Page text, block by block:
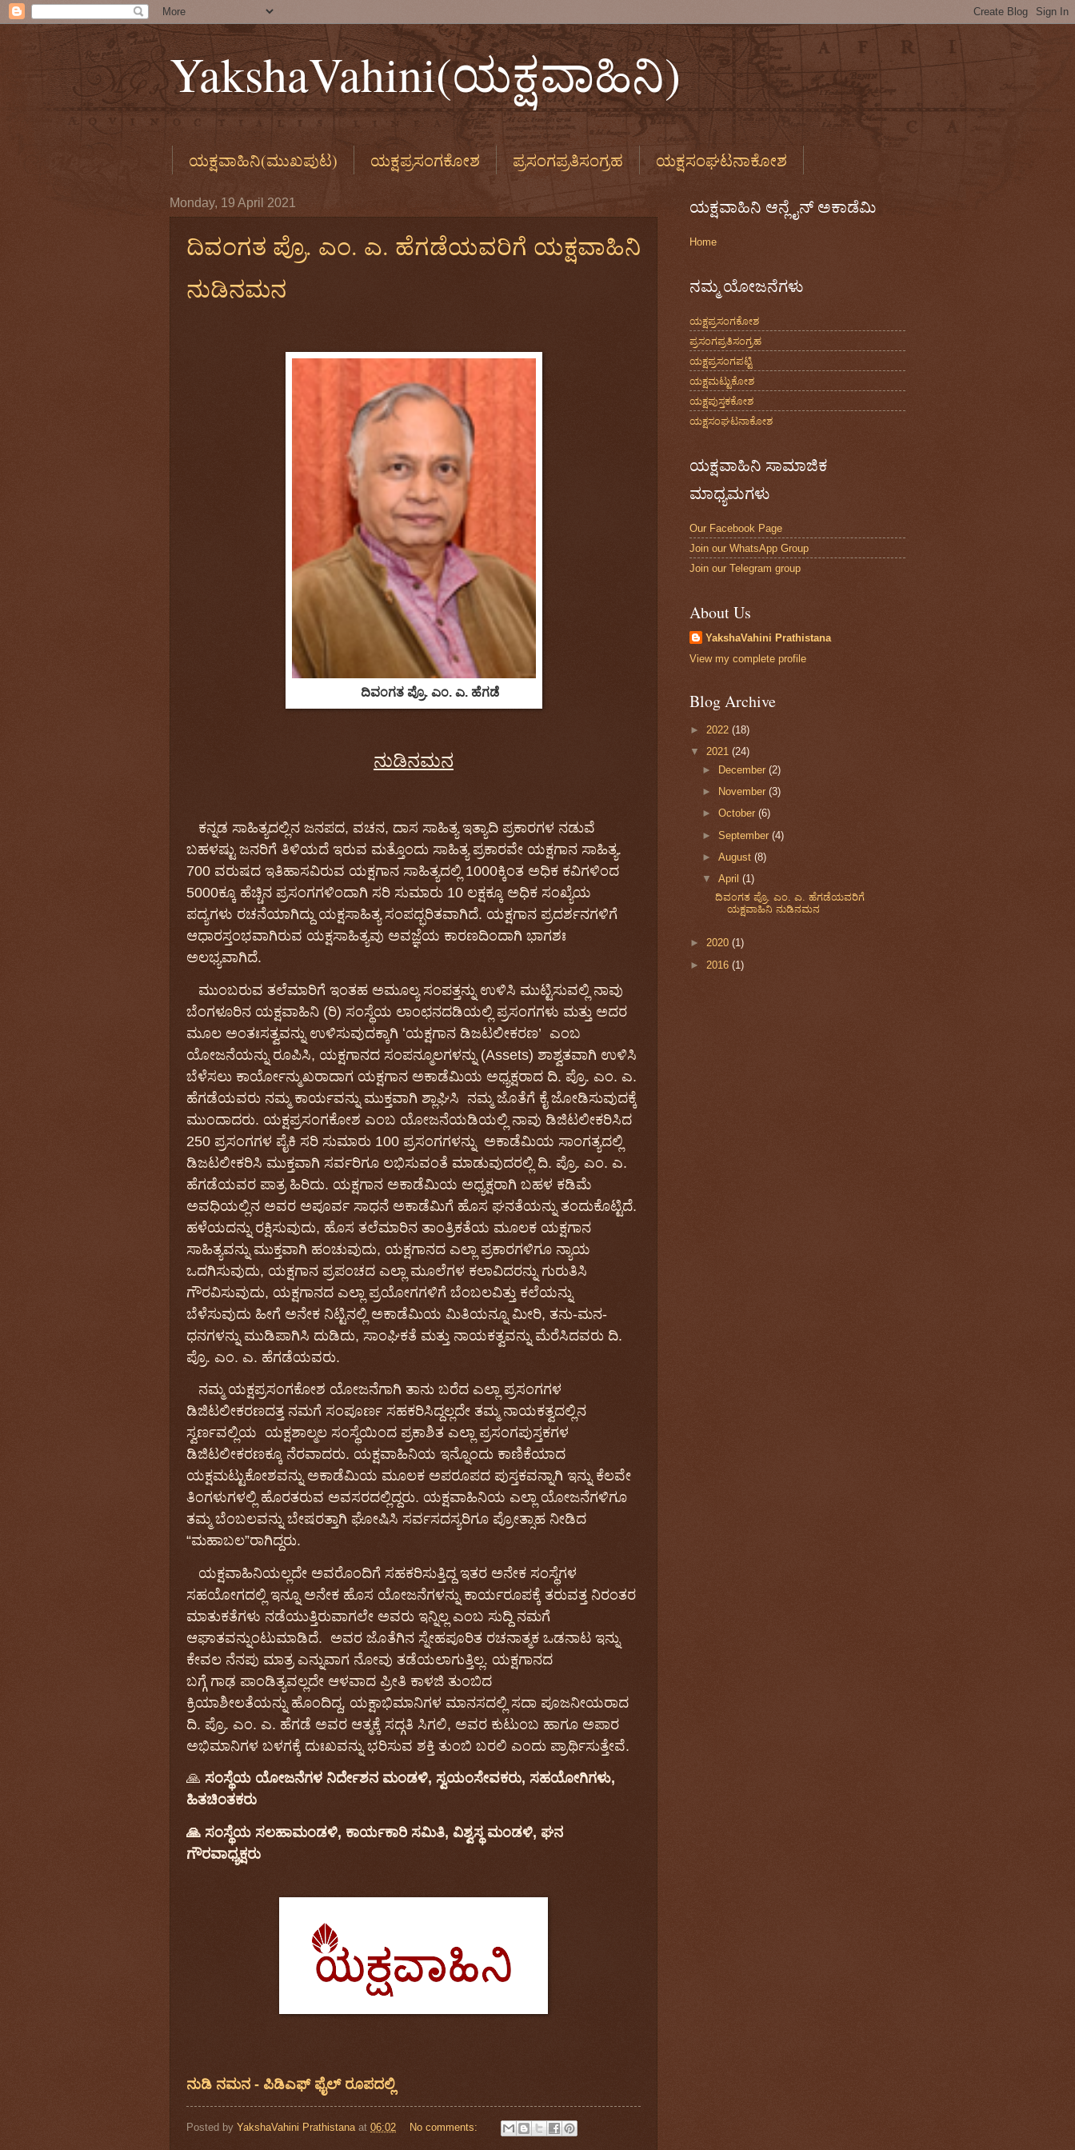
YakshaVahini(ಯಕ್ಷವಾಹಿನಿ)
ಯಕ್ಷವಾಹಿನಿ(ಮುಖಪುಟ) ಯಕ್ಷಪ್ರಸಂಗಕೋಶ ಪ್ರಸಂಗಪ್ರತಿಸಂಗ್ರಹ
ಯಕ್ಷಸಂಘಟನಾಕೋಶ
ಯಕ್ಷಪ್ರಸಂಗಯಾದಿ
ಯಕ್ಷಮಟ್ಟುಕೋಶ
Monday, 19 April 2021
ದಿವಂಗತ ಪ್ರೊ. ಎಂ. ಎ. ಹೆಗಡೆಯವರಿಗೆ ಯಕ್ಷವಾಹಿನಿ
ನುಡಿನಮನ
ದಿವಂಗತ ಪ್ರೊ. ಎಂ. ಎ. ಹೆಗಡೆ
ನುಡಿನಮನ
ಕನ್ನಡ ಸಾಹಿತ್ಯದಲ್ಲಿನ ಜನಪದ, ವಚನ, ದಾಸ ಸಾಹಿತ್ಯ ಇತ್ಯಾದಿ ಪ್ರಕಾರಗಳ ನಡುವೆ
ಬಹಳಷ್ಟು ಜನರಿಗೆ ತಿಳಿಯದೆ ಇರುವ ಮತ್ತೊಂದು ಸಾಹಿತ್ಯ ಪ್ರಕಾರವೇ ಯಕ್ಷಗಾನ ಸಾಹಿತ್ಯ.
700 ವರುಷದ ಇತಿಹಾಸವಿರುವ ಯಕ್ಷಗಾನ ಸಾಹಿತ್ಯದಲ್ಲಿ 1000ಕ್ಕಿಂತ ಅಧಿಕ ಕವಿಗಳಿಂದ
5000ಕ್ಕೂ ಹೆಚ್ಚಿನ ಪ್ರಸಂಗಗಳಿಂದಾಗಿ ಸರಿ ಸುಮಾರು 10 ಲಕ್ಷಕ್ಕೂ ಅಧಿಕ ಸಂಖ್ಯೆಯ
ಪದ್ಯಗಳು ರಚನೆಯಾಗಿದ್ದು ಯಕ್ಷಸಾಹಿತ್ಯ ಸಂಪದ್ಭರಿತವಾಗಿದೆ. ಯಕ್ಷಗಾನ ಪ್ರದರ್ಶನಗಳಿಗೆ
ಆಧಾರಸ್ತಂಭವಾಗಿರುವ ಯಕ್ಷಸಾಹಿತ್ಯವು ಅವಜ್ಞೆಯ ಕಾರಣದಿಂದಾಗಿ ಭಾಗಶಃ
ಅಲಭ್ಯವಾಗಿದೆ.
ಮುಂಬರುವ ತಲೆಮಾರಿಗೆ ಇಂತಹ ಅಮೂಲ್ಯ ಸಂಪತ್ತನ್ನು ಉಳಿಸಿ ಮುಟ್ಟಿಸುವಲ್ಲಿ ನಾವು
ಬೆಂಗಳೂರಿನ ಯಕ್ಷವಾಹಿನಿ (ರಿ) ಸಂಸ್ಥೆಯ ಲಾಂಛನದಡಿಯಲ್ಲಿ ಪ್ರಸಂಗಗಳು ಮತ್ತು ಅದರ
ಮೂಲ ಅಂತಃಸತ್ವವನ್ನು ಉಳಿಸುವುದಕ್ಕಾಗಿ ʻಯಕ್ಷಗಾನ ಡಿಜಟಲೀಕರಣ’ ಎಂಬ
ಯೋಜನೆಯನ್ನು ರೂಪಿಸಿ, ಯಕ್ಷಗಾನದ ಸಂಪನ್ಮೂಲಗಳನ್ನು (Assets) ಶಾಶ್ವತವಾಗಿ ಉಳಿಸಿ
ಬೆಳೆಸಲು ಕಾರ್ಯೋನ್ಮುಖರಾದಾಗ ಯಕ್ಷಗಾನ ಅಕಾಡೆಮಿಯ ಅಧ್ಯಕ್ಷರಾದ ದಿ. ಪ್ರೊ. ಎಂ. ಎ.
ಹೆಗಡೆಯವರು ನಮ್ಮ ಕಾರ್ಯವನ್ನು ಮುಕ್ತವಾಗಿ ಶ್ಲಾಘಿಸಿ ನಮ್ಮ ಜೊತೆಗೆ ಕೈ ಜೋಡಿಸುವುದಕ್ಕೆ
ಮುಂದಾದರು. ಯಕ್ಷಪ್ರಸಂಗಕೋಶ ಎಂಬ ಯೋಜನೆಯಡಿಯಲ್ಲಿ ನಾವು ಡಿಜಿಟಲೀಕರಿಸಿದ
250 ಪ್ರಸಂಗಗಳ ಪೈಕಿ ಸರಿ ಸುಮಾರು 100 ಪ್ರಸಂಗಗಳನ್ನು ಅಕಾಡೆಮಿಯ ಸಾಂಗತ್ಯದಲ್ಲಿ
ಡಿಜಟಲೀಕರಿಸಿ ಮುಕ್ತವಾಗಿ ಸರ್ವರಿಗೂ ಲಭಿಸುವಂತೆ ಮಾಡುವುದರಲ್ಲಿ ದಿ. ಪ್ರೊ. ಎಂ.‌ ಎ.
ಹೆಗಡೆಯವರ ಪಾತ್ರ ಹಿರಿದು. ಯಕ್ಷಗಾನ ಅಕಾಡೆಮಿಯ ಅಧ್ಯಕ್ಷರಾಗಿ ಬಹಳ ಕಡಿಮೆ
ಅವಧಿಯಲ್ಲಿನ ಅವರ ಅಪೂರ್ವ ಸಾಧನೆ ಅಕಾಡೆಮಿಗೆ ಹೊಸ ಘನತೆಯನ್ನು ತಂದುಕೊಟ್ಟಿದೆ.
ಹಳೆಯದನ್ನು ರಕ್ಷಿಸುವುದು, ಹೊಸ ತಲೆಮಾರಿನ ತಾಂತ್ರಿಕತೆಯ ಮೂಲಕ ಯಕ್ಷಗಾನ
ಸಾಹಿತ್ಯವನ್ನು ಮುಕ್ತವಾಗಿ ಹಂಚುವುದು, ಯಕ್ಷಗಾನದ ಎಲ್ಲಾ ಪ್ರಕಾರಗಳಿಗೂ ನ್ಯಾಯ
ಒದಗಿಸುವುದು, ಯಕ್ಷಗಾನ ಪ್ರಪಂಚದ ಎಲ್ಲಾ ಮೂಲೆಗಳ ಕಲಾವಿದರನ್ನು ಗುರುತಿಸಿ
ಗೌರವಿಸುವುದು, ಯಕ್ಷಗಾನದ ಎಲ್ಲಾ ಪ್ರಯೋಗಗಳಿಗೆ ಬೆಂಬಲವಿತ್ತು ಕಲೆಯನ್ನು
ಬೆಳೆಸುವುದು ಹೀಗೆ ಅನೇಕ ನಿಟ್ಟಿನಲ್ಲಿ ಅಕಾಡೆಮಿಯ ಮಿತಿಯನ್ನೂ ಮೀರಿ, ತನು-ಮನ-
ಧನಗಳನ್ನು ಮುಡಿಪಾಗಿಸಿ ದುಡಿದು, ಸಾಂಘಿಕತೆ ಮತ್ತು ನಾಯಕತ್ವವನ್ನು ಮೆರೆಸಿದವರು ದಿ.
ಪ್ರೊ. ಎಂ.‌ ಎ. ಹೆಗಡೆಯವರು.
ನಮ್ಮ ಯಕ್ಷಪ್ರಸಂಗಕೋಶ ಯೋಜನೆಗಾಗಿ ತಾನು ಬರೆದ ಎಲ್ಲಾ ಪ್ರಸಂಗಗಳ
ಡಿಜಿಟಲೀಕರಣದತ್ತ ನಮಗೆ ಸಂಪೂರ್ಣ ಸಹಕರಿಸಿದ್ದಲ್ಲದೇ ತಮ್ಮ ನಾಯಕತ್ವದಲ್ಲಿನ
ಸ್ವರ್ಣವಲ್ಲಿಯ ಯಕ್ಷಶಾಲ್ಮಲ ಸಂಸ್ಥೆಯಿಂದ ಪ್ರಕಾಶಿತ ಎಲ್ಲಾ ಪ್ರಸಂಗಪುಸ್ತಕಗಳ
ಡಿಜಿಟಲೀಕರಣಕ್ಕೂ ನೆರವಾದರು. ಯಕ್ಷವಾಹಿನಿಯ ಇನ್ನೊಂದು ಕಾಣಿಕೆಯಾದ
ಯಕ್ಷಮಟ್ಟುಕೋಶವನ್ನು ಅಕಾಡೆಮಿಯ ಮೂಲಕ ಅಪರೂಪದ ಪುಸ್ತಕವನ್ನಾಗಿ ಇನ್ನು ಕೆಲವೇ
ತಿಂಗಳುಗಳಲ್ಲಿ ಹೊರತರುವ ಅವಸರದಲ್ಲಿದ್ದರು. ಯಕ್ಷವಾಹಿನಿಯ ಎಲ್ಲಾ ಯೋಜನೆಗಳಿಗೂ
ತಮ್ಮ ಬೆಂಬಲವನ್ನು ಬೇಷರತ್ತಾಗಿ ಘೋಷಿಸಿ ಸರ್ವಸದಸ್ಯರಿಗೂ ಪ್ರೋತ್ಸಾಹ ನೀಡಿದ
“ಮಹಾಬಲ”ರಾಗಿದ್ದರು.
ಯಕ್ಷವಾಹಿನಿಯಲ್ಲದೇ ಅವರೊಂದಿಗೆ ಸಹಕರಿಸುತ್ತಿದ್ದ ಇತರ ಅನೇಕ ಸಂಸ್ಥೆಗಳ
ಸಹಯೋಗದಲ್ಲಿ ಇನ್ನೂ ಅನೇಕ ಹೊಸ ಯೋಜನೆಗಳನ್ನು ಕಾರ್ಯರೂಪಕ್ಕೆ ತರುವತ್ತ ನಿರಂತರ
ಮಾತುಕತೆಗಳು ನಡೆಯುತ್ತಿರುವಾಗಲೇ ಅವರು ಇನ್ನಿಲ್ಲ ಎಂಬ ಸುದ್ದಿ ನಮಗೆ
ಆಘಾತವನ್ನುಂಟುಮಾಡಿದೆ. ಅವರ ಜೊತೆಗಿನ ಸ್ನೇಹಪೂರಿತ ರಚನಾತ್ಮಕ ಒಡನಾಟ ಇನ್ನು
ಕೇವಲ ನೆನಪು ಮಾತ್ರ ಎನ್ನುವಾಗ ನೋವು ತಡೆಯಲಾಗುತ್ತಿಲ್ಲ. ಯಕ್ಷಗಾನದ
ಬಗ್ಗೆ ಗಾಢ ಪಾಂಡಿತ್ಯವಲ್ಲದೇ ಆಳವಾದ ಪ್ರೀತಿ ಕಾಳಜಿ ತುಂಬಿದ
ಕ್ರಿಯಾಶೀಲತೆಯನ್ನು ಹೊಂದಿದ್ದ, ಯಕ್ಷಾಭಿಮಾನಿಗಳ ಮಾನಸದಲ್ಲಿ ಸದಾ ಪೂಜನೀಯರಾದ
ದಿ. ಪ್ರೊ. ಎಂ. ಎ. ಹೆಗಡೆ ಅವರ ಆತ್ಮಕ್ಕೆ ಸದ್ಗತಿ ಸಿಗಲಿ, ಅವರ ಕುಟುಂಬ ಹಾಗೂ ಅಪಾರ
ಅಭಿಮಾನಿಗಳ ಬಳಗಕ್ಕೆ ದುಃಖವನ್ನು ಭರಿಸುವ ಶಕ್ತಿ ತುಂಬಿ ಬರಲಿ ಎಂದು ಪ್ರಾರ್ಥಿಸುತ್ತೇವೆ.
🙏 ಸಂಸ್ಥೆಯ ಯೋಜನೆಗಳ ನಿರ್ದೇಶನ ಮಂಡಳಿ, ಸ್ವಯಂಸೇವಕರು, ಸಹಯೋಗಿಗಳು,
ಹಿತಚಿಂತಕರು
🙏 ಸಂಸ್ಥೆಯ ಸಲಹಾಮಂಡಳಿ, ಕಾರ್ಯಕಾರಿ ಸಮಿತಿ, ವಿಶ್ವಸ್ಥ ಮಂಡಳಿ, ಘನ
ಗೌರವಾಧ್ಯಕ್ಷರು
ನುಡಿ ನಮನ - ಪಿಡಿ‍ಎಫ್‌ ಫೈಲ್‌ ರೂಪದಲ್ಲಿ
Posted by YakshaVahini Prathistana at 06:02 No comments:
ಯಕ್ಷವಾಹಿನಿ ಆನ್ಲೈನ್‌ ಅಕಾಡೆಮಿ
Home
ನಮ್ಮ ಯೋಜನೆಗಳು
ಯಕ್ಷಪ್ರಸಂಗಕೋಶ
ಪ್ರಸಂಗಪ್ರತಿಸಂಗ್ರಹ
ಯಕ್ಷಪ್ರಸಂಗಪಟ್ಟಿ
ಯಕ್ಷಮಟ್ಟುಕೋಶ
ಯಕ್ಷಪುಸ್ತಕಕೋಶ
ಯಕ್ಷಸಂಘಟನಾಕೋಶ
ಯಕ್ಷವಾಹಿನಿ ಸಾಮಾಜಿಕ
ಮಾಧ್ಯಮಗಳು
Our Facebook Page
Join our WhatsApp Group
Join our Telegram group
About Us
YakshaVahini Prathistana
View my complete profile
Blog Archive
► 2022 (18)
▼ 2021 (24)
►
December(2)
►
November(3)
►October(6)
►September(4)
►August(8)
▼April(1)
ದಿವಂಗತ ಪ್ರೊ. ಎಂ. ಎ. ಹೆಗಡೆಯವರಿಗೆ
ಯಕ್ಷವಾಹಿನಿ ನುಡಿನಮನ
► 2020 (1)
► 2016 (1)